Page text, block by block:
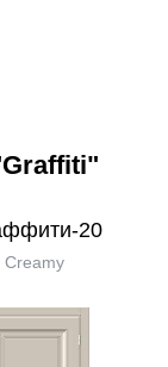
20
Creamy